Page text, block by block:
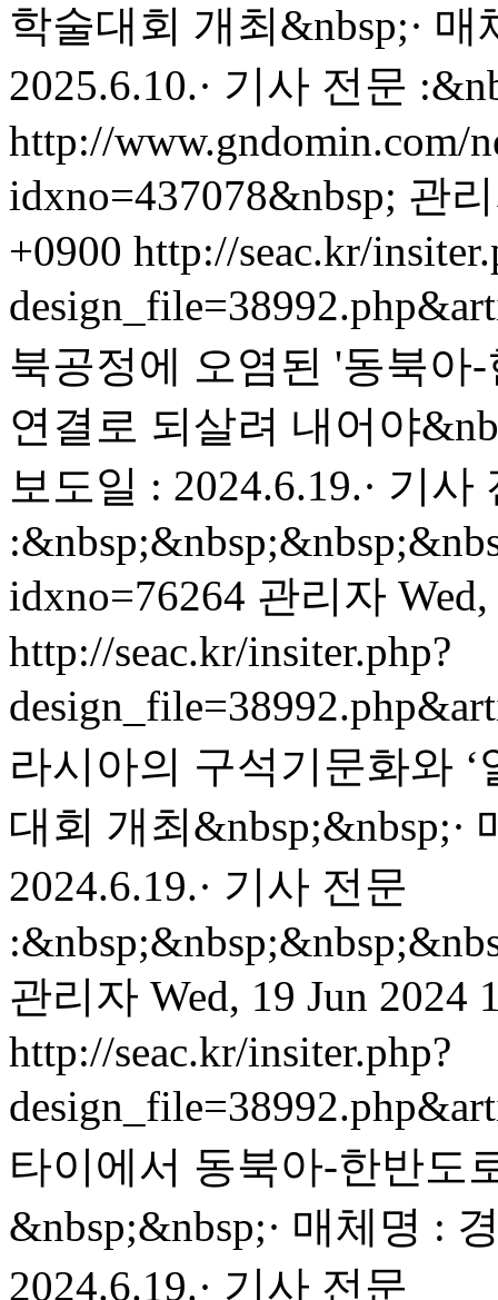
학술대회 개최&nbsp;·
2025.6.10.· 기사 전문
http://www.gndomin.com/
idxno=437078&nbsp; 관
+0900 http://seac.kr/
북공정에 오염된 '동북아
연결로 되살려 내어야
보도일 : 2024.6.19.· 기사
idxno=76264 관리자
http://seac.kr/insiter.php?
라시아의 구석기문화와
대회 개최&nbsp;&nbsp;·
2024.6.19.· 기사 전문
관리자 Wed, 19 Jun 2024
http://seac.kr/insiter.php?
타이에서 동북아-한반도
&nbsp;&nbsp;· 매체명 :
2024.6.19.· 기사 전문